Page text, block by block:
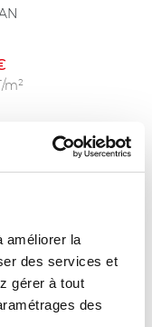
améliorer la
des services et
gérer à tout
des
m²